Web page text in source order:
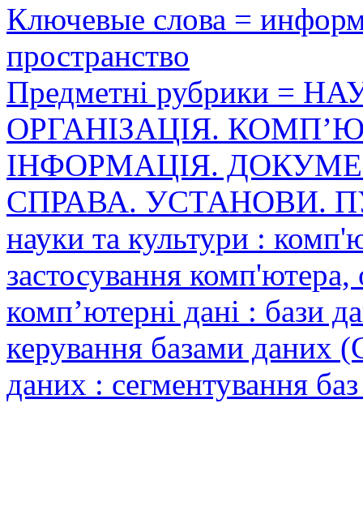
Ключевые слова =
пространство
Предметні рубрики =
ОРГАНІЗАЦІЯ.
ІНФОРМАЦІЯ.
СПРАВА. УСТАНОВИ.
науки та культури :
застосування
комп’ютерні дані : бази
керування базами даних
даних : сегментування